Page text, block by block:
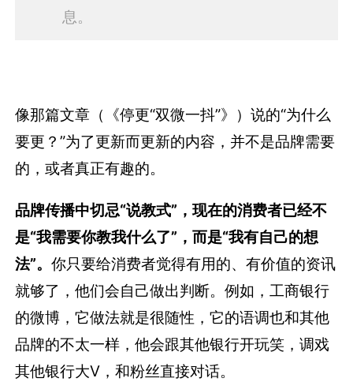
息。
像那篇文章（《停更“双微一抖”》）说的“为什么
要更？”为了更新而更新的内容，并不是品牌需要
的，或者真正有趣的。
品牌传播中切忌“说教式”，现在的消费者已经不
是“我需要你教我什么了”，而是“我有自己的想
法”。你只要给消费者觉得有用的、有价值的资讯
就够了，他们会自己做出判断。例如，工商银行
的微博，它做法就是很随性，它的语调也和其他
品牌的不太一样，他会跟其他银行开玩笑，调戏
其他银行大V，和粉丝直接对话。